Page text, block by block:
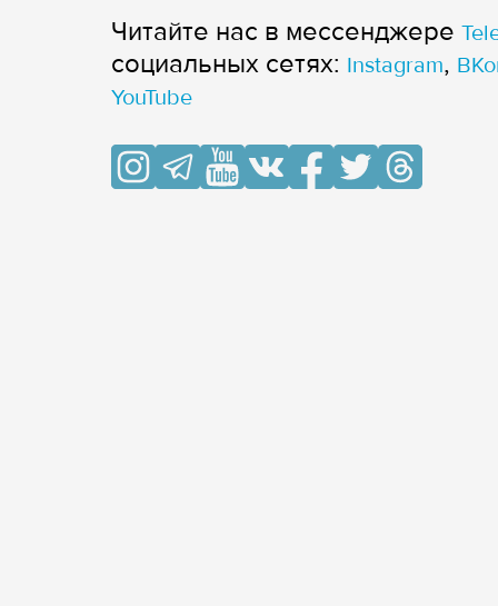
Читайте нас в мессенджере
cоциальных сетях: Instagram,
YouTube